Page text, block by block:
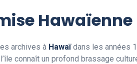
Hawaïenne
archives à Hawaïdans les années
connaît un profond brassage